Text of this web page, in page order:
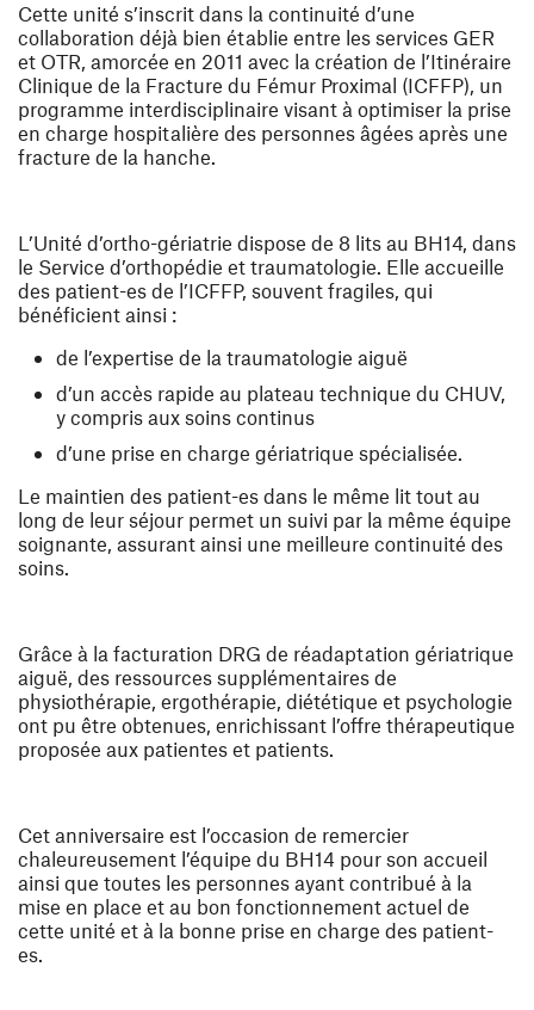
Cette unité s’inscrit dans la continuité d’une
collaboration déjà bien établie entre les services GER
et OTR, amorcée en 2011 avec la création de l’Itinéraire
Clinique de la Fracture du Fémur Proximal (ICFFP), un
programme interdisciplinaire visant à optimiser la prise
en charge hospitalière des personnes âgées après une
fracture de la hanche.
L’Unité d’ortho-gériatrie dispose de 8 lits au BH14, dans
le Service d’orthopédie et traumatologie. Elle accueille
des patient-es de l’ICFFP, souvent fragiles, qui
bénéficient ainsi :
de l’expertise de la traumatologie aiguë
d’un accès rapide au plateau technique du CHUV,
y compris aux soins continus
d’une prise en charge gériatrique spécialisée.
Le maintien des patient-es dans le même lit tout au
long de leur séjour permet un suivi par la même équipe
soignante, assurant ainsi une meilleure continuité des
soins.
Grâce à la facturation DRG de réadaptation gériatrique
aiguë, des ressources supplémentaires de
physiothérapie, ergothérapie, diététique et psychologie
ont pu être obtenues, enrichissant l’offre thérapeutique
proposée aux patientes et patients.
Cet anniversaire est l’occasion de remercier
chaleureusement l’équipe du BH14 pour son accueil
ainsi que toutes les personnes ayant contribué à la
mise en place et au bon fonctionnement actuel de
cette unité et à la bonne prise en charge des patient-
es.